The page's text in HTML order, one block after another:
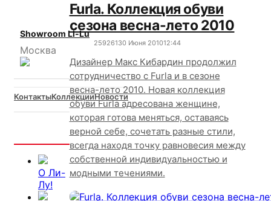
Showroom Li-Lu
Москва
КонтактыКоллекцииНовости
О Ли-
Лу!
Furla. Коллекция обуви
сезона весна-лето 2010
25926130 Июня 201012:44
Дизайнер Макс Кибардин продолжил
сотрудничество с Furla и в сезоне
весна-лето 2010. Новая коллекция
обуви Furla адресована женщине,
которая готова меняться, оставаясь
верной себе, сочетать разные стили,
всегда находя точку равновесия между
собственной индивидуальностью и
модными течениями.